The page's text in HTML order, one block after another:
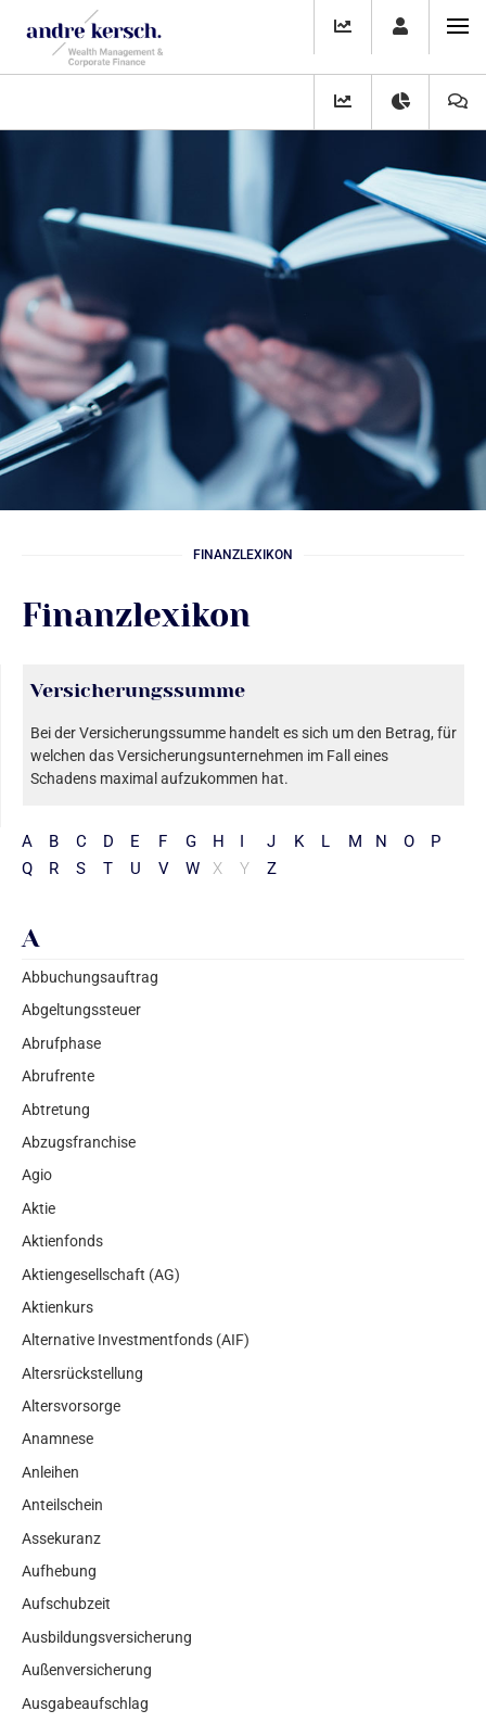
FINANZLEXIKON
Finanzlexikon
A B C D E F G H J K L M N O
P
Q
R S T U V W X Y Z
A
Abbuchungsauftrag
Abgeltungssteuer
Abrufphase
Abrufrente
Abtretung
Abzugsfranchise
Agio
Aktie
Aktienfonds
Aktiengesellschaft (AG)
Aktienkurs
Alternative Investmentfonds (AIF)
Altersrückstellung
Altersvorsorge
Anamnese
Anleihen
Anteilschein
Assekuranz
Aufhebung
Aufschubzeit
Ausbildungsversicherung
Außenversicherung
Ausgabeaufschlag
Versicherungssumme
Bei der Versicherungssumme handelt es sich um den Betrag, für
welchen das Versicherungsunternehmen im Fall eines
Schadens maximal aufzukommen hat.